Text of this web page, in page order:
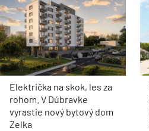
Električka na skok, les za
rohom. V Dúbravke
vyrastie nový bytový dom
Zelka